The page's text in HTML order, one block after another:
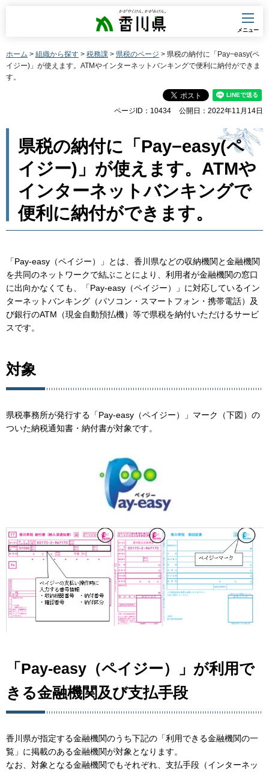
香川県
メニュー
ホーム > 組織から探す > 税務課 > 県税のページ > 県税の納付に「Pay−easy(ペ
イジー)」が使えます。ATMやインターネットバンキングで便利に納付ができま
す。
ページID：10434 公開日：2022年11月14日
県税の納付に「Pay−easy(ペ
イジー)」が使えます。ATMや
インターネットバンキングで
便利に納付ができます。
「Pay-easy（ペイジー）」とは、香川県などの収納機関と金融機関
を共同のネットワークで結ぶことにより、利用者が金融機関の窓口
に出向かなくても、「Pay-easy（ペイジー）」に対応しているイン
ターネットバンキング（パソコン・スマートフォン・携帯電話）及
び銀行のATM（現金自動預払機）等で県税を納付いただけるサービ
スです。
対象
県税事務所が発行する「Pay-easy（ペイジー）」マーク（下図）の
ついた納税通知書・納付書が対象です。
「Pay-easy（ペイジー）」が利用で
きる金融機関及び支払手段
香川県が指定する金融機関のうち下記の「利用できる金融機関の一
覧」に掲載のある金融機関が対象となります。
なお、対象となる金融機関でもそれぞれ、支払手段（インターネッ